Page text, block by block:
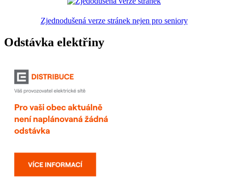
Zjednodušená verze stránek nejen pro seniory
Odstávka elektřiny